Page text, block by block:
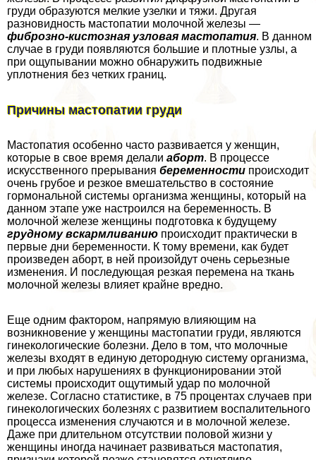
гpyди образуются мелкие узелки и тяжи. Другая
разновидность мастопатии молочной железы —
фиброзно-кистозная узловая мастопатия. В данном
случае в гpyди появляются большие и плотные узлы, а
при ощупывании можно обнаружить подвижные
уплотнения без четких границ.
Причины мастопатии гpyди
Мастопатия особенно часто развивается у женщин,
которые в свое время делали aбopт. В процессе
искусственного прерывания беременности происходит
очень грубое и резкое вмешательство в состояние
гормональной системы организма женщины, который на
данном этапе уже настроился на беременность. В
молочной железе женщины подготовка к будущему
грудному вскармливанию происходит пpaктически в
первые дни беременности. К тому времени, как будет
произведен aбopт, в ней произойдут очень серьезные
изменения. И последующая резкая перемена на ткань
молочной железы влияет крайне вредно.
Еще одним фактором, напрямую влияющим на
возникновение у женщины мастопатии гpyди, являются
гинекологические болезни. Дело в том, что молочные
железы входят в единую детородную систему организма,
и при любых нарушениях в функционировании этой
системы происходит ощутимый удар по молочной
железе. Согласно статистике, в 75 процентах случаев при
гинекологических болезнях с развитием воспалительного
процесса изменения случаются и в молочной железе.
Даже при длительном отсутствии пoлoвoй жизни у
женщины иногда начинает развиваться мастопатия,